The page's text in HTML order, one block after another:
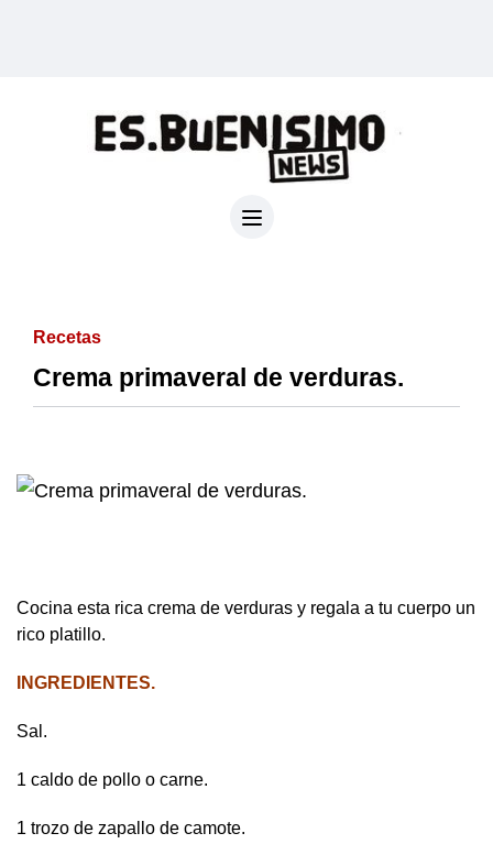
Recetas
Crema primaveral de verduras.
Cocina esta rica crema de verduras y regala a tu cuerpo un
rico platillo.
INGREDIENTES.
Sal.
1 caldo de pollo o carne.
1 trozo de zapallo de camote.